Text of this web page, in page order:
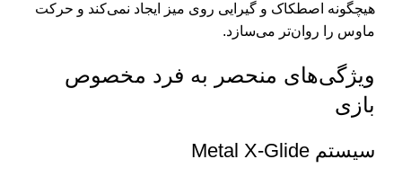
هیچگونه اصطکاک و گیرایی روی میز ایجاد نمی‌کند و حرکت
ماوس را روان‌تر می‌سازد.
ویژگی‌های منحصر به فرد مخصوص
بازی
سیستم Metal X-Glide